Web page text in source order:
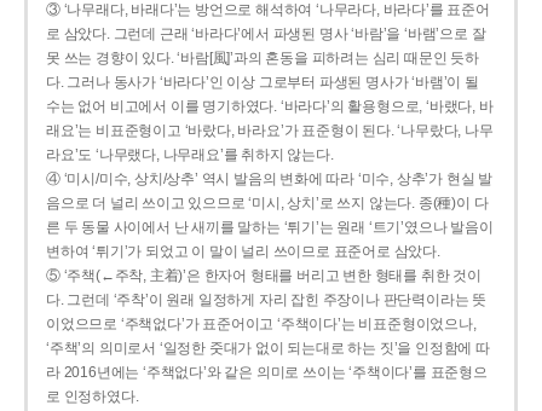
③ ‘나무래다, 바래다’는 방언으로 해석하여 ‘나무라다, 바라다’를 표준어
로 삼았다. 그런데 근래 ‘바라다’에서 파생된 명사 ‘바람’을 ‘바램’으로 잘
못 쓰는 경향이 있다. ‘바람[風]’과의 혼동을 피하려는 심리 때문인 듯하
다. 그러나 동사가 ‘바라다’인 이상 그로부터 파생된 명사가 ‘바램’이 될
수는 없어 비고에서 이를 명기하였다. ‘바라다’의 활용형으로, ‘바랬다, 바
래요’는 비표준형이고 ‘바랐다, 바라요’가 표준형이 된다. ‘나무랐다, 나무
라요’도 ‘나무랬다, 나무래요’를 취하지 않는다.
④ ‘미시/미수, 상치/상추’ 역시 발음의 변화에 따라 ‘미수, 상추’가 현실 발
음으로 더 널리 쓰이고 있으므로 ‘미시, 상치’로 쓰지 않는다. 종(種)이 다
른 두 동물 사이에서 난 새끼를 말하는 ‘튀기’는 원래 ‘트기’였으나 발음이
변하여 ‘튀기’가 되었고 이 말이 널리 쓰이므로 표준어로 삼았다.
⑤ ‘주책(←주착, 主着)’은 한자어 형태를 버리고 변한 형태를 취한 것이
다. 그런데 ‘주착’이 원래 일정하게 자리 잡힌 주장이나 판단력이라는 뜻
이었으므로 ‘주책없다’가 표준어이고 ‘주책이다’는 비표준형이었으나,
‘주책’의 의미로서 ‘일정한 줏대가 없이 되는대로 하는 짓’을 인정함에 따
라 2016년에는 ‘주책없다’와 같은 의미로 쓰이는 ‘주책이다’를 표준형으
로 인정하였다.